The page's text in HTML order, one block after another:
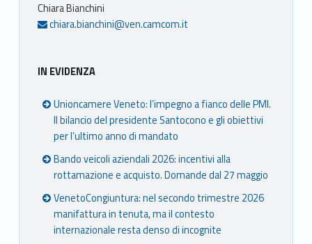
Chiara Bianchini
chiara.bianchini@ven.camcom.it
IN EVIDENZA
Unioncamere Veneto: l’impegno a fianco delle PMI.
Il bilancio del presidente Santocono e gli obiettivi
per l’ultimo anno di mandato
Bando veicoli aziendali 2026: incentivi alla
rottamazione e acquisto. Domande dal 27 maggio
VenetoCongiuntura: nel secondo trimestre 2026
manifattura in tenuta, ma il contesto
internazionale resta denso di incognite